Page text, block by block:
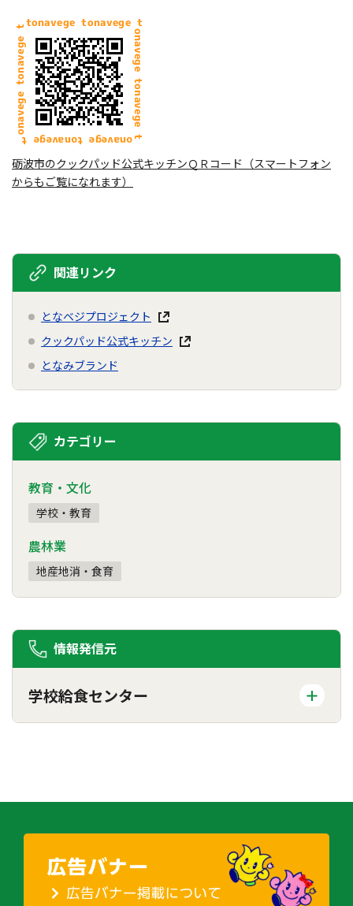
砺波市のクックパッド公式キッチンＱＲコード（スマートフォン
からもご覧になれます）
関連リンク
となベジプロジェクト
クックパッド公式キッチン
となみブランド
カテゴリー
教育・文化
学校・教育
農林業
地産地消・食育
情報発信元
学校給食センター